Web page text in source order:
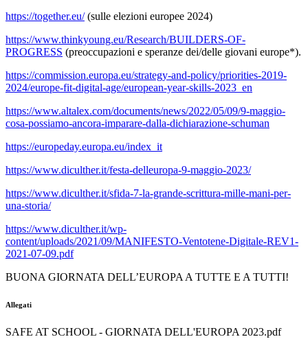
https://together.eu/(sulle elezioni europee 2024)
https://www.thinkyoung.eu/Research/BUILDERS-OF-
PROGRESS (preoccupazioni e speranze dei/delle giovani europe*).
https://commission.europa.eu/strategy-and-policy/priorities-2019-
2024/europe-fit-digital-age/european-year-skills-2023_en
https://www.altalex.com/documents/news/2022/05/09/9-maggio-
cosa-possiamo-ancora-imparare-dalla-dichiarazione-schuman
https://europeday.europa.eu/index_it
https://www.diculther.it/festa-delleuropa-9-maggio-2023/
https://www.diculther.it/sfida-7-la-grande-scrittura-mille-mani-per-
una-storia/
https://www.diculther.it/wp-
content/uploads/2021/09/MANIFESTO-Ventotene-Digitale-REV1-
2021-07-09.pdf
BUONA GIORNATA DELL’EUROPA A TUTTE E A TUTTI!
Allegati
SAFE AT SCHOOL - GIORNATA DELL'EUROPA 2023.pdf